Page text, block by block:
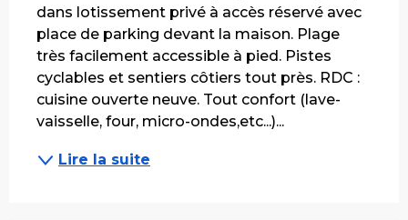
dans lotissement privé à accès réservé avec
place de parking devant la maison. Plage
très facilement accessible à pied. Pistes
cyclables et sentiers côtiers tout près. RDC :
cuisine ouverte neuve. Tout confort (lave-
vaisselle, four, micro-ondes,etc...)...
Lire la suite